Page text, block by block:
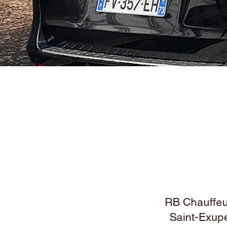
RB
Saint-